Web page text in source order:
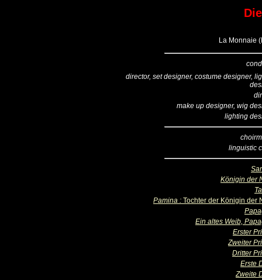
La Monnaie
director, set designer, costume designer,
make up designer, wig
lighting
linguistic
Königin der
Pamina : Tochter der Königin der
Ein altes Weib,
Erster
Zweiter
Dritter
Erste
Zweite